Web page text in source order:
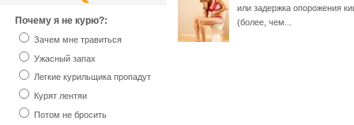
или задержка опорожения
(более, чем...
Почему я не курю?:
Зачем мне травиться
Ужасный запах
Легкие курильщика пропадут
Курят лентяи
Потом не бросить